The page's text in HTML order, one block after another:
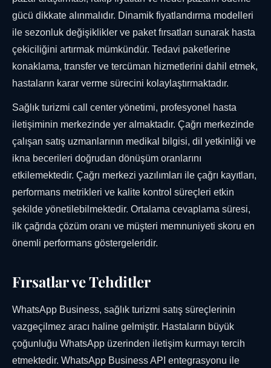
gücü dikkate alınmalıdır. Dinamik fiyatlandırma modelleri
ile sezonluk değişiklikler ve paket fırsatları sunarak hasta
çekiciliğini artırmak mümkündür. Tedavi paketlerine
konaklama, transfer ve tercüman hizmetlerini dahil etmek,
hastaların karar verme sürecini kolaylaştırmaktadır.
Sağlık turizmi call center yönetimi, profesyonel hasta
iletişiminin merkezinde yer almaktadır. Çağrı merkezinde
çalışan satış uzmanlarının medikal bilgisi, dil yetkinliği ve
ikna becerileri doğrudan dönüşüm oranlarını
etkilemektedir. Çağrı merkezi yazılımları ile çağrı kayıtları,
performans metrikleri ve kalite kontrol süreçleri etkin
şekilde yönetilebilmektedir. Ortalama cevaplama süresi,
ilk çağrıda çözüm oranı ve müşteri memnuniyeti skoru en
önemli performans göstergeleridir.
Fırsatlar ve Tehditler
WhatsApp Business, sağlık turizmi satış süreçlerinin
vazgeçilmez aracı haline gelmiştir. Hastaların büyük
çoğunluğu WhatsApp üzerinden iletişim kurmayı tercih
etmektedir. WhatsApp Business API entegrasyonu ile